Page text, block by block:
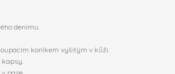
denimu.
koníkem vyšitým v kůži.